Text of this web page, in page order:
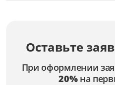
Оставьте
При оформлении
20%на